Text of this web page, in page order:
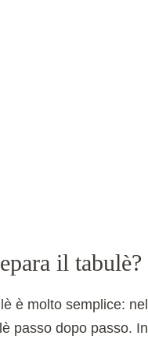
il tabulè?
è molto semplice:
passo dopo passo.